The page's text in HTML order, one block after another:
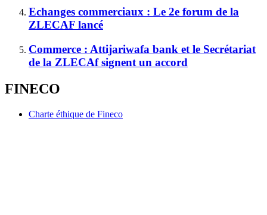
Echanges commerciaux : Le 2e forum de la
ZLECAF lancé
Commerce : Attijariwafa bank et le Secrétariat
de la ZLECAf signent un accord
FINECO
Charte éthique de Fineco